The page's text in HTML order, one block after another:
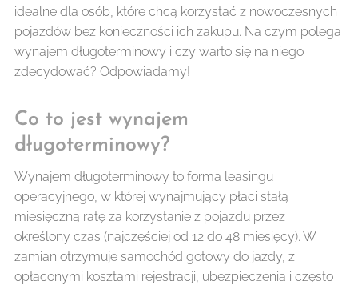
idealne dla osób, które chcą korzystać z nowoczesnych
pojazdów bez konieczności ich zakupu. Na czym polega
wynajem długoterminowy i czy warto się na niego
zdecydować? Odpowiadamy!
Co to jest wynajem
długoterminowy?
Wynajem długoterminowy to forma leasingu
operacyjnego, w której wynajmujący płaci stałą
miesięczną ratę za korzystanie z pojazdu przez
określony czas (najczęściej od 12 do 48 miesięcy). W
zamian otrzymuje samochód gotowy do jazdy, z
opłaconymi kosztami rejestracji, ubezpieczenia i często